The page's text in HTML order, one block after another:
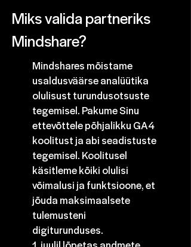
Miks valida partneriks
Mindshare?
Mindshares mõistame
usaldusväärse analüütika
olulisust turundusotsuste
tegemisel. Pakume Sinu
ettevõttele põhjalikku GA4
koolitust ja abi seadistuste
tegemisel. Koolitusel
käsitleme kõiki olulisi
võimalusi ja funktsioone, et
jõuda maksimaalsete
tulemusteni
digiturunduses.